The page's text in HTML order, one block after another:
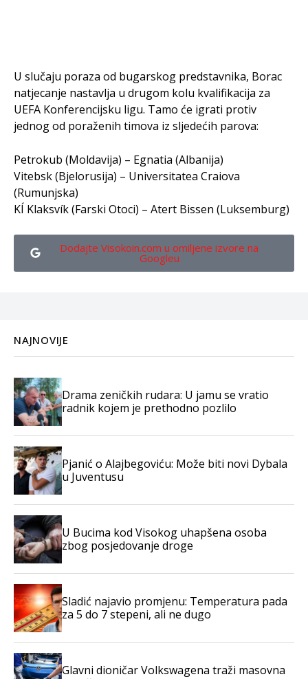
U slučaju poraza od bugarskog predstavnika, Borac
natjecanje nastavlja u drugom kolu kvalifikacija za
UEFA Konferencijsku ligu. Tamo će igrati protiv
jednog od poraženih timova iz sljedećih parova:
Petrokub (Moldavija) – Egnatia (Albanija)
Vitebsk (Bjelorusija) – Universitatea Craiova
(Rumunjska)
KÍ Klaksvík (Farski Otoci) – Atert Bissen (Luksemburg)
Dodajte Visokoin.com u omiljene izvore na
Googleu
NAJNOVIJE
Drama zeničkih rudara: U jamu se vratio
radnik kojem je prethodno pozlilo
Pjanić o Alajbegoviću: Može biti novi Dybala
u Juventusu
U Bucima kod Visokog uhapšena osoba
zbog posjedovanje droge
Sladić najavio promjenu: Temperatura pada
za 5 do 7 stepeni, ali ne dugo
Glavni dioničar Volkswagena traži masovna